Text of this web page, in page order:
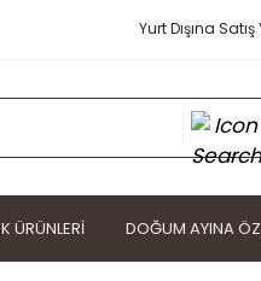
Yurt Dışına
ÜRÜNLERI DOĞUM AYINA